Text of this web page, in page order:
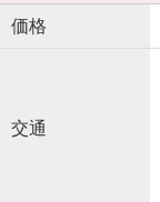
価格
交通